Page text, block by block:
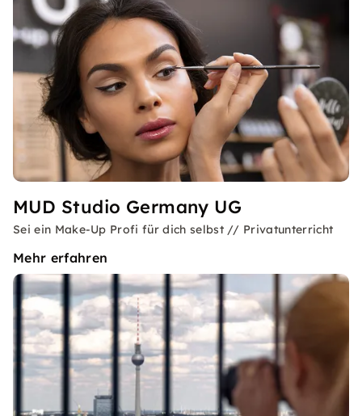
MUD Studio Germany UG
Sei ein Make-Up Profi für dich selbst // Privatunterricht
Mehr erfahren